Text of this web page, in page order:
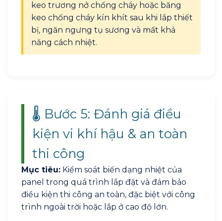
keo trương nở chống cháy hoặc băng
keo chống cháy kín khít sau khi lắp thiết
bị, ngăn ngưng tụ sương và mất khả
năng cách nhiệt.
🌡️ Bước 5: Đánh giá điều
kiện vi khí hậu & an toàn
thi công
Mục tiêu: Kiểm soát biến dạng nhiệt của
panel trong quá trình lắp đặt và đảm bảo
điều kiện thi công an toàn, đặc biệt với công
trình ngoài trời hoặc lắp ở cao độ lớn.